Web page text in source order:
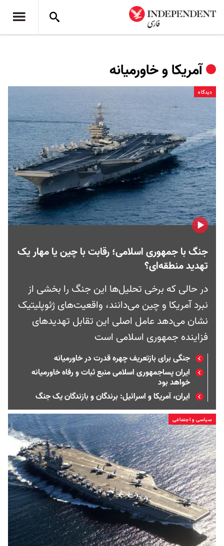
آمریکا و خاورمیانه
دیدگاه
جنگ با جمهوری اسلامی؛ رقابت با چین یا مهار یک
تهدید منطقه‌ای؟
در حالی که برخی تحلیل‌ها این جنگ را بخشی از
نبرد آمریکا و چین می‌دانند، واقعیت‌های ژئوپلیتیک
نشان می‌دهد عامل اصلی این تقابل تهدیدهای
فزاینده جمهوری اسلامی است
جنگی برای بازتعریف چهره قدرت در خاورمیانه
ایران پساجمهوری اسلامی منبع ثبات و رفاه خاورمیانه
خواهد بود
ایران، آمریکا و اسرائیل: برندگان و بازندگان یک جنگ
سیاسی و اجتماعی